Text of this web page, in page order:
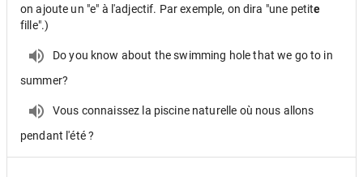
on ajoute un "e" à l'adjectif. Par exemple, on dira "une petite
fille".)
Do you know about the swimming hole that we go to in
summer?
Vous connaissez la piscine naturelle où nous allons
pendant l'été ?